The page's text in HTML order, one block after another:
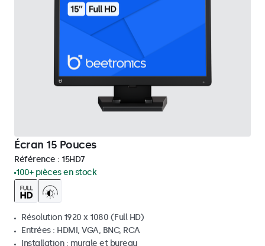
Écran 15 Pouces
Référence : 15HD7
100+ pièces en stock
Résolution 1920 x 1080 (Full HD)
Entrées : HDMI, VGA, BNC, RCA
Installation : murale et bureau